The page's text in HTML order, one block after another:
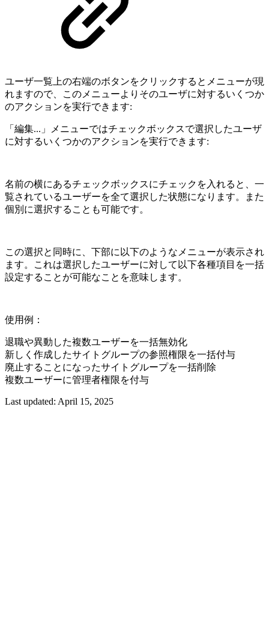
ユーザ一覧上の右端のボタンをクリックするとメニューが現
れますので、このメニューよりそのユーザに対するいくつか
のアクションを実行できます:
「編集...」メニューではチェックボックスで選択したユーザ
に対するいくつかのアクションを実行できます:
名前の横にあるチェックボックスにチェックを入れると、一
覧されているユーザーを全て選択した状態になります。また
個別に選択することも可能です。
この選択と同時に、下部に以下のようなメニューが表示され
ます。これは選択したユーザーに対して以下各種項目を一括
設定することが可能なことを意味します。
使用例：
退職や異動した複数ユーザーを一括無効化
新しく作成したサイトグループの参照権限を一括付与
廃止することになったサイトグループを一括削除
複数ユーザーに管理者権限を付与
Last updated: April 15, 2025